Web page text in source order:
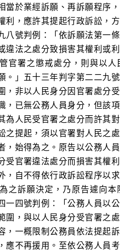
當於業經訴願、再訴願程序
利，應許其提起行政訴訟，
八號判例：「依訴願法第一
違法之處分致損害其權利或
官署之懲戒處分，則與以
。」五十三年判字第二二九
，非以人民身分因官署處分
，已無公務人員身分，但該
為人民受官署之處分而許其
之提起，須以官署對人民之
，始得為之。原告以公務人
受官署違法處分而損害其權
，自不得依行政訴訟程序以
之訴願決定，乃原告遽向
一四號判例：「公務人員以
圍，與以人民身分受官署之
，一概限制公務員依法提起
應不再援用。至依公務人員